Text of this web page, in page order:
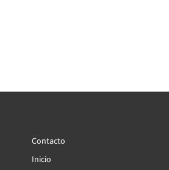
Contacto
Inicio